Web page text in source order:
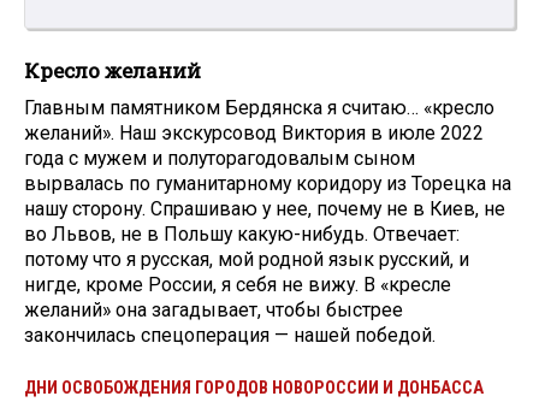
Кресло желаний
Главным памятником Бердянска я считаю… «кресло
желаний». Наш экскурсовод Виктория в июле 2022
года с мужем и полуторагодовалым сыном
вырвалась по гуманитарному коридору из Торецка на
нашу сторону. Спрашиваю у нее, почему не в Киев, не
во Львов, не в Польшу какую-нибудь. Отвечает:
потому что я русская, мой родной язык русский, и
нигде, кроме России, я себя не вижу. В «кресле
желаний» она загадывает, чтобы быстрее
закончилась спецоперация — нашей победой.
ДНИ ОСВОБОЖДЕНИЯ ГОРОДОВ НОВОРОССИИ И ДОНБАССА